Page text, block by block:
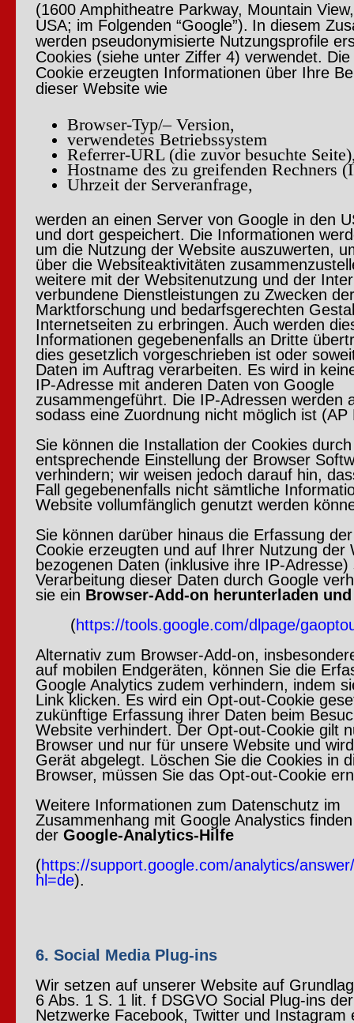
(1600 Amphitheatre Parkway, Mountain
USA; im Folgenden “Google”). In diesem
werden pseudonymisierte Nutzungsprofile
Cookies (siehe unter Ziffer 4) verwendet.
Cookie erzeugten Informationen über Ihre
dieser Website wie
Browser-Typ/– Version,
verwendetes Betriebssystem
Referrer-URL (die zuvor besuchte
Hostname des zu greifenden Rechners
Uhrzeit der Serveranfrage,
werden an einen Server von Google in den
und dort gespeichert. Die Informationen
um die Nutzung der Website auszuwerten,
über die Websiteaktivitäten
weitere mit der Websitenutzung und der
verbundene Dienstleistungen zu Zwecken der
Marktforschung und bedarfsgerechten
Internetseiten zu erbringen. Auch werden
Informationen gegebenenfalls an Dritte
dies gesetzlich vorgeschrieben ist oder
Daten im Auftrag verarbeiten. Es wird in
IP-Adresse mit anderen Daten von Google
zusammengeführt. Die IP-Adressen werden
sodass eine Zuordnung nicht möglich ist (AP
Sie können die Installation der Cookies
entsprechende Einstellung der Browser
verhindern; wir weisen jedoch darauf hin,
Fall gegebenenfalls nicht sämtliche
Website vollumfänglich genutzt werden
Sie können darüber hinaus die Erfassung
Cookie erzeugten und auf Ihrer Nutzung der
bezogenen Daten (inklusive ihre IP-Adresse)
Verarbeitung dieser Daten durch Google
sie ein Browser-Add-on herunterladen
(https://tools.google.com/dlpage/
Alternativ zum Browser-Add-on,
auf mobilen Endgeräten, können Sie die
Google Analytics zudem verhindern, indem
Link klicken. Es wird ein Opt-out-Cookie
zukünftige Erfassung ihrer Daten beim
Website verhindert. Der Opt-out-Cookie gilt
Browser und nur für unsere Website und
Gerät abgelegt. Löschen Sie die Cookies in
Browser, müssen Sie das Opt-out-Cookie
Weitere Informationen zum Datenschutz im
Zusammenhang mit Google Analystics
der Google-Analytics-Hilfe
(https://support.google.com/analytics/
hl=de).
6. Social Media Plug-ins
Wir setzen auf unserer Website auf
6 Abs. 1 S. 1 lit. f DSGVO Social Plug-ins
Netzwerke Facebook, Twitter und Instagram